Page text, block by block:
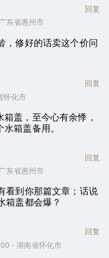
东省惠州市
回复
，修好的话卖这个价问
怀化市
回复
盖，至今心有余悸，
箱盖备用。
东省惠州市
回复
看到你那篇文章；话说
箱盖都会爆？
- 湖南省怀化市
回复